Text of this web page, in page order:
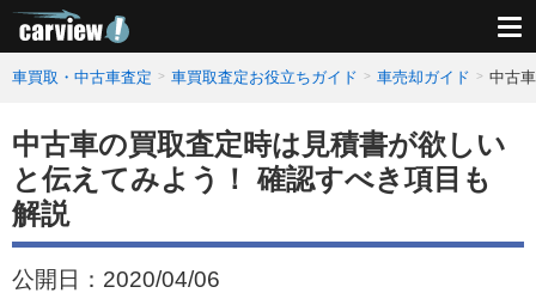
車買取・中古車査定 車買取査定お役立ちガイド 車売却ガイド 中古
中古車の買取査定時は見積書が欲しい
と伝えてみよう！ 確認すべき項目も
解説
公開日： 2020/04/06